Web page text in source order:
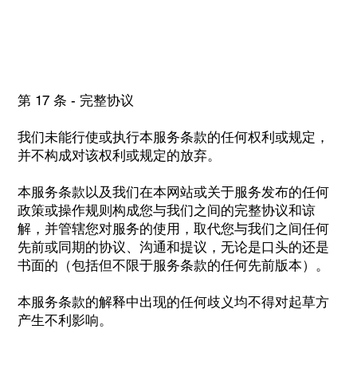
第 17 条 - 完整协议
我们未能行使或执行本服务条款的任何权利或规定，
并不构成对该权利或规定的放弃。
本服务条款以及我们在本网站或关于服务发布的任何
政策或操作规则构成您与我们之间的完整协议和谅
解，并管辖您对服务的使用，取代您与我们之间任何
先前或同期的协议、沟通和提议，无论是口头的还是
书面的（包括但不限于服务条款的任何先前版本）。
本服务条款的解释中出现的任何歧义均不得对起草方
产生不利影响。